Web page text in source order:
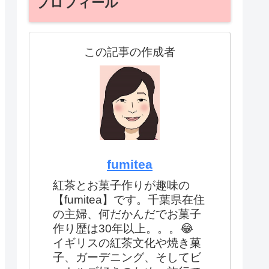
この記事の作成者
fumitea
紅茶とお菓子作りが趣味の
【fumitea】です。千葉県在住
の主婦、何だかんだでお菓子
作り歴は30年以上。。。😂
イギリスの紅茶文化や焼き菓
子、ガーデニング、そしてビ